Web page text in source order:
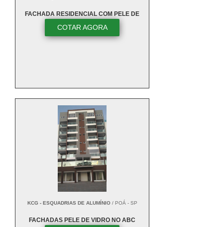
FACHADA RESIDENCIAL COM PELE DE
VIDRO
COTAR AGORA
KCG - ESQUADRIAS DE ALUMÍNIO/ POÁ - SP
FACHADAS PELE DE VIDRO NO ABC